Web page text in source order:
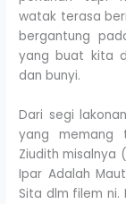
watak terasa
bergantung
yang buat kita
dan bunyi.
Dari segi
yang memang
Ziudith misalnya
Ipar Adalah
Sita dlm filem ni.